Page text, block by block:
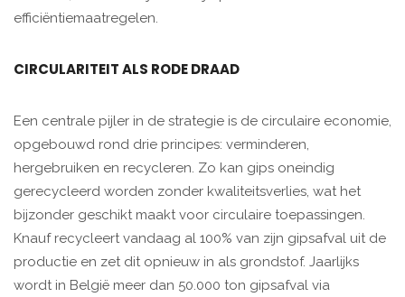
efficiëntiemaatregelen.
CIRCULARITEIT ALS RODE DRAAD
Een centrale pijler in de strategie is de circulaire economie,
opgebouwd rond drie principes: verminderen,
hergebruiken en recycleren. Zo kan gips oneindig
gerecycleerd worden zonder kwaliteitsverlies, wat het
bijzonder geschikt maakt voor circulaire toepassingen.
Knauf recycleert vandaag al 100% van zijn gipsafval uit de
productie en zet dit opnieuw in als grondstof. Jaarlijks
wordt in België meer dan 50.000 ton gipsafval via